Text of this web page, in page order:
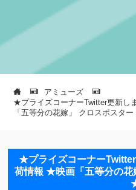
アミューズ
★プライズコーナーTwitter更新し
「五等分の花嫁」 クロスポスタ
★プライズコーナー
荷情報 ★映画「五等分の花